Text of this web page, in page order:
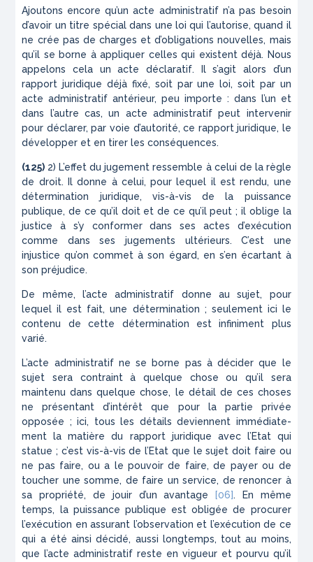
Ajoutons encore qu’un acte administratif n’a pas besoin
d’avoir un titre spécial dans une loi qui l’au­torise, quand il
ne crée pas de charges et d’obligations nouvelles, mais
qu’il se borne à appliquer celles qui existent déjà. Nous
appelons cela unacte déclaratif. Il s’agit alors d’un
rapport juridique déjà fixé, soit par une loi, soit par un
acte administratif antérieur, peu importe : dans l’un et
dans l’autre cas, un acte administratif peut intervenir
pour déclarer, par voie d’autorité, ce rapport juridique, le
développer et en tirer les conséquences.
(125) 2) L’effet du jugement ressemble à celui de la règle
de droit. Il donne à celui, pour lequel il est rendu, une
détermination juridique, vis-à-vis de la puissance
publique, de ce qu’il doit et de ce qu’il peut ; il oblige la
justice à s’y conformer dans ses actes d’exécution
comme dans ses jugements ultérieurs. C’est une
injustice qu’on commet à son égard, en s’en écartant à
son préjudice.
De même, l’acte administratif donne au sujet, pour
lequel il est fait, une détermination ; seulement ici le
contenu de cette détermination est infiniment plus
varié.
L’acte administratif ne se borne pas à décider que le
sujet sera contraint à quelque chose ou qu’il sera
maintenu dans quelque chose, le détail de ces choses
ne présentant d’intérêt que pour la partie privée
opposée ; ici, tous les détails deviennent immédiate­
ment la matière du rapport juridique avec l’Etat qui
statue ; c’est vis-à-vis de l’Etat que le sujet doit faire ou
ne pas faire, ou a le pouvoir de faire, de payer ou de
toucher une somme, de faire un service, de renon­cer à
sa propriété, de jouir d’un avantage
[06]. En même
temps, la puissance publique est obligée de pro­curer
l’exécution en assurant l’observation et l’exécu­tion de ce
qui a été ainsi décidé, aussi longtemps, tout au moins,
que l’acte administratif reste en vigueur et pourvu qu’il